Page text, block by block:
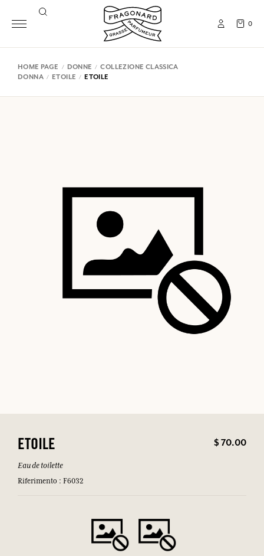
0
HOME PAGE DONNE
COLLEZIONE CLASSICA
DONNA
ETOILE ETOILE
ETOILE $ 70.00
Eau de toilette
Riferimento : F6032